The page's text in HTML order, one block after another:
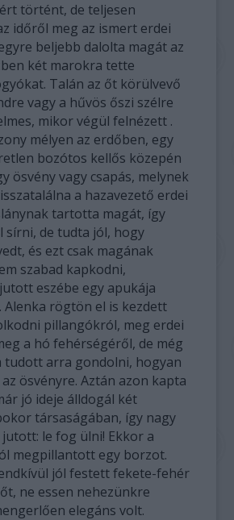
történt, de teljesen
időről meg az ismert erdei
beljebb dalolta magát az
két marokra tette
Talán az őt körülvevő
vagy a hűvös őszi szélre
mikor végül felnézett .
mélyen az erdőben, egy
bozótos kellős közepén
ösvény vagy csapás, melynek
a hazavezető erdei
tartotta magát, így
sírni, de tudta jól, hogy
és ezt csak magának
szabad kapkodni,
eszébe egy apukája
Alenka rögtön el is kezdett
pillangókról, meg erdei
a hó fehérségéről, de még
tudott arra gondolni, hogyan
ösvényre. Aztán azon kapta
jó ideje álldogál két
társaságában, így nagy
le fog ülni! Ekkor a
megpillantott egy borzot.
jól festett fekete-fehér
ne essen nehezünkre
elegáns volt.